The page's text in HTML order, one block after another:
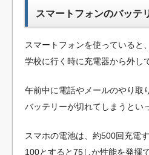
スマートフォンのバッテ
スマートフォンを使っていると
学校に行く時に充電器から外し
午前中に電話やメールのやり取
バッテリーが切れてしまうとい
スマホの電池は、約500回充電
100とすると75しか性能を発揮